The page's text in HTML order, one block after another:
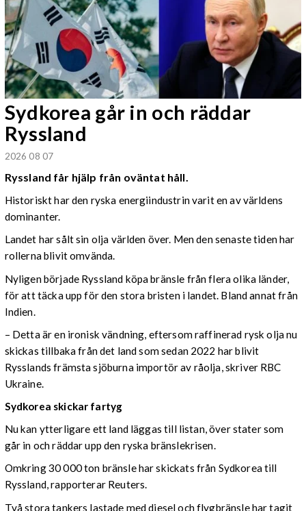
Sydkorea går in och räddar
Ryssland
2026 08 07
Ryssland får hjälp från oväntat håll.
Historiskt har den ryska energiindustrin varit en av världens
dominanter.
Landet har sålt sin olja världen över. Men den senaste tiden har
rollerna blivit omvända.
Nyligen började Ryssland köpa bränsle från flera olika länder,
för att täcka upp för den stora bristen i landet. Bland annat från
Indien.
– Detta är en ironisk vändning, eftersom raffinerad rysk olja nu
skickas tillbaka från det land som sedan 2022 har blivit
Rysslands främsta sjöburna importör av råolja, skriver RBC
Ukraine.
Sydkorea skickar fartyg
Nu kan ytterligare ett land läggas till listan, över stater som
går in och räddar upp den ryska bränslekrisen.
Omkring 30 000 ton bränsle har skickats från Sydkorea till
Ryssland, rapporterar Reuters.
Två stora tankers lastade med diesel och flygbränsle har tagit